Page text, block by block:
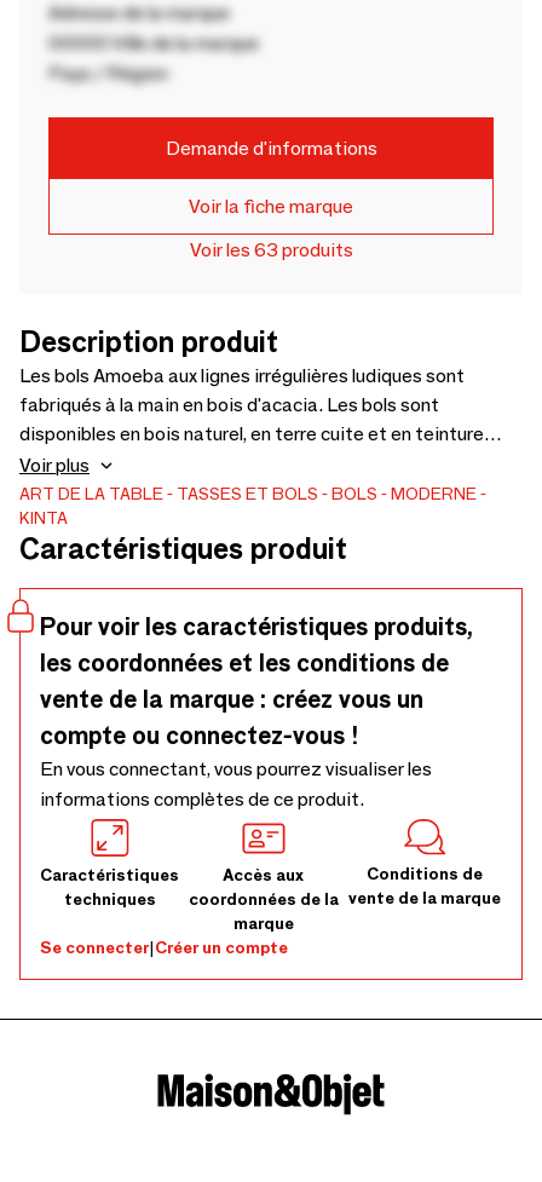
Adresse de la marque
00000 Ville de la marque
Pays / Région
Demande d'informations
Voir la fiche marque
Voir les 63 produits
Description produit
Les bols Amoeba aux lignes irrégulières ludiques sont
fabriqués à la main en bois d'acacia. Les bols sont
disponibles en bois naturel, en terre cuite et en teinture
noire. Bols idéaux à utiliser comme corbeille à fruits ou pour
servir du pain. Ils ont été soigneusement fabriqués à la main
par des artisans philippins à partir de bois récolté de
manière durable et d'arbres replantés. Sécurité alimentaire
Voir plus
ART DE LA TABLE TASSES ET BOLS BOLS
MODERNE
KINTA
Caractéristiques produit
Pour voir les caractéristiques produits,
les coordonnées et les conditions de
vente de la marque : créez vous un
compte ou connectez-vous !
En vous connectant, vous pourrez visualiser les
informations complètes de ce produit.
Caractéristiques
techniques
Accès aux
coordonnées de la
marque
Conditions de
vente de la marque
Se connecter|Créer un compte